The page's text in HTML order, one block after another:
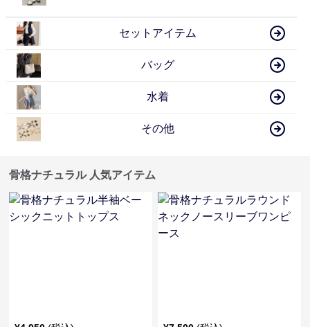
セットアイテム
バッグ
水着
その他
骨格ナチュラル 人気アイテム